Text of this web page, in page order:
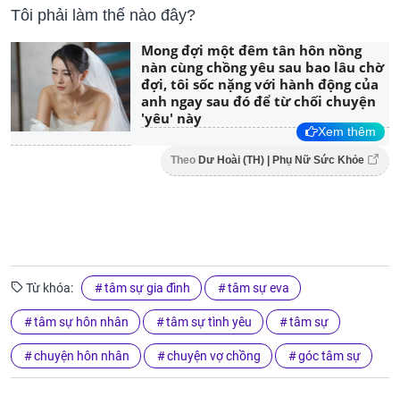
Tôi phải làm thế nào đây?
Mong đợi một đêm tân hôn nồng
nàn cùng chồng yêu sau bao lâu chờ
đợi, tôi sốc nặng với hành động của
anh ngay sau đó để từ chối chuyện
'yêu' này
Xem thêm
Theo Dư Hoài (TH) | Phụ Nữ Sức Khỏe
Từ khóa: tâm sự gia đình tâm sự eva
tâm sự hôn nhân tâm sự tình yêu tâm sự
chuyện hôn nhân chuyện vợ chồng góc tâm sự